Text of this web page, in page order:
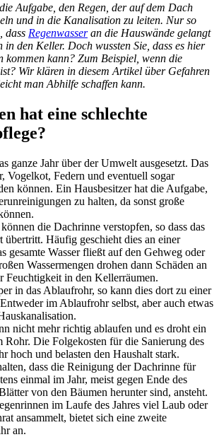
Aufgabe, den Regen, der auf dem Dach
und in die Kanalisation zu leiten. Nur so
dass Regenwasseran die Hauswände gelangt
in den Keller. Doch wussten Sie, dass es hier
kommen kann? Zum Beispiel, wenn die
Wir klären in diesem Artikel über Gefahren
man Abhilfe schaffen kann.
hat eine schlechte
ganze Jahr über der Umwelt ausgesetzt. Das
Vogelkot, Federn und eventuell sogar
können. Ein Hausbesitzer hat die Aufgabe,
zu halten, da sonst große
die Dachrinne verstopfen, so dass das
übertritt. Häufig geschieht dies an einer
gesamte Wasser fließt auf den Gehweg oder
Wassermengen drohen dann Schäden an
Feuchtigkeit in den Kellerräumen.
in das Ablaufrohr, so kann dies dort zu einer
im Ablaufrohr selbst, aber auch etwas
nicht mehr richtig ablaufen und es droht ein
Rohr. Die Folgekosten für die Sanierung des
hoch und belasten den Haushalt stark.
dass die Reinigung der Dachrinne für
einmal im Jahr, meist gegen Ende des
von den Bäumen herunter sind, ansteht.
im Laufe des Jahres viel Laub oder
ansammelt, bietet sich eine zweite
an.